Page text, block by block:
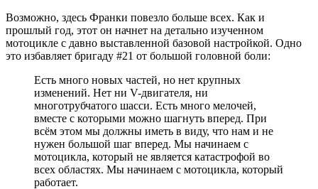
Возможно, здесь Франки повезло больше всех. Как и
прошлый год, этот он начнет на детально изученном
мотоцикле с давно выставленной базовой настройкой. Одно
это избавляет бригаду #21 от большой головной боли:
Есть много новых частей, но нет крупных
изменений. Нет ни V-двигателя, ни
многотрубчатого шасси. Есть много мелочей,
вместе с которыми можно шагнуть вперед. При
всём этом мы должны иметь в виду, что нам и не
нужен большой шаг вперед. Мы начинаем с
мотоцикла, который не является катастрофой во
всех областях. Мы начинаем с мотоцикла, который
работает.